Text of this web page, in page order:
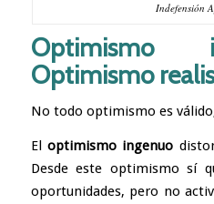
Indefensión
Optimismo
Optimismo
No todo optimismo es
El optimismo ingenuo
Desde este optimismo sí
oportunidades, pero no